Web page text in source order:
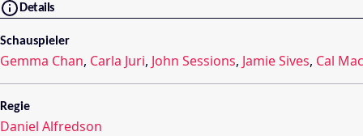
Details
Schauspieler
Gemma Chan, Carla Juri, John Sessions, Jamie Sives, Cal
Regie
Daniel Alfredson